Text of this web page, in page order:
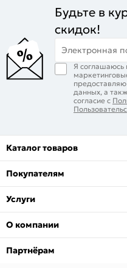
Будьте в
скидок!
Электронная
Я соглашаюсь
предоставляю
данных, а
согласие с
Каталог товаров
Покупателям
Услуги
О компании
Партнёрам